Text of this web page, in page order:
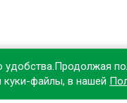
Установите наше
куки-файлы, в нашей